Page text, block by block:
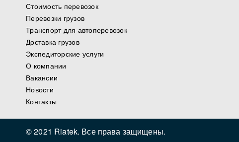
Стоимость перевозок
Перевозки грузов
Транспорт для автоперевозок
Доставка грузов
Экспедиторские услуги
О компании
Вакансии
Новости
Контакты
© 2021 Riatek. Все права защищены.